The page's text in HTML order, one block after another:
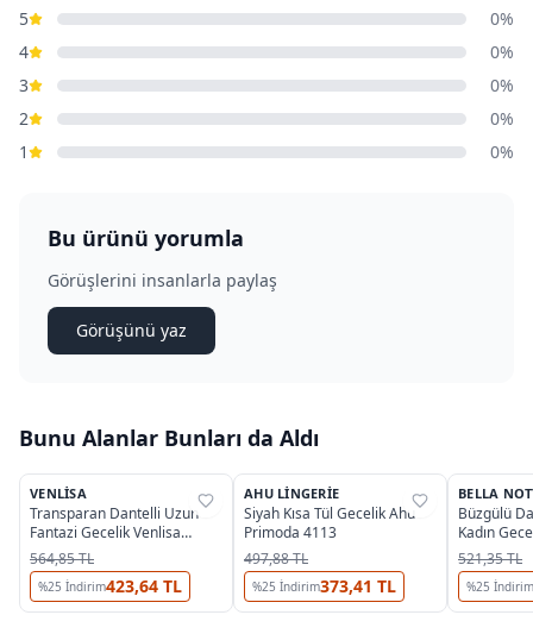
5
0%
4
0%
3
0%
2
0%
1
0%
Bu ürünü yorumla
Görüşlerini insanlarla paylaş
Görüşünü yaz
Bunu Alanlar Bunları da Aldı
%33
VENLISA
Transparan Dantelli Uzun
Fantazi Gecelik Venlisa
V2500
564,85 TL
%25 İndirim423,64 TL
%33
AHU LINGERIE
Siyah Kısa Tül Gecelik Ahu
Primoda 4113
497,88 TL
%25 İndirim373,41 TL
%76
BELLA
Büzgülü
Kadın
15933
521,35 TL
%25 İndirim